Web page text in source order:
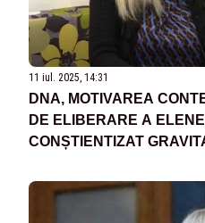
11 iul. 2025, 14:31
DNA, MOTIVAREA
DE ELIBERARE A
CONȘTIENTIZAT